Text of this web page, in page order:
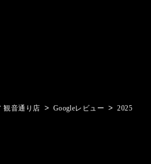
観音通り店 > Googleレビュー > 2025